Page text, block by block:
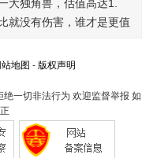
大独角兽，估值高达1.
就没有伤害，谁才是更值
站地图 - 版权声明
绝一切非法行为 欢迎监督举报 如